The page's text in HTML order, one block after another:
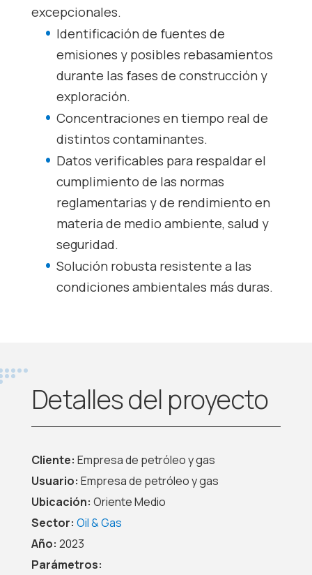
excepcionales.
Identificación de fuentes de
emisiones y posibles rebasamientos
durante las fases de construcción y
exploración.
Concentraciones en tiempo real de
distintos contaminantes.
Datos verificables para respaldar el
cumplimiento de las normas
reglamentarias y de rendimiento en
materia de medio ambiente, salud y
seguridad.
Solución robusta resistente a las
condiciones ambientales más duras.
Detalles del proyecto
Cliente: Empresa de petróleo y gas
Usuario: Empresa de petróleo y gas
Ubicación: Oriente Medio
Sector: Oil & Gas
Año: 2023
Parámetros: